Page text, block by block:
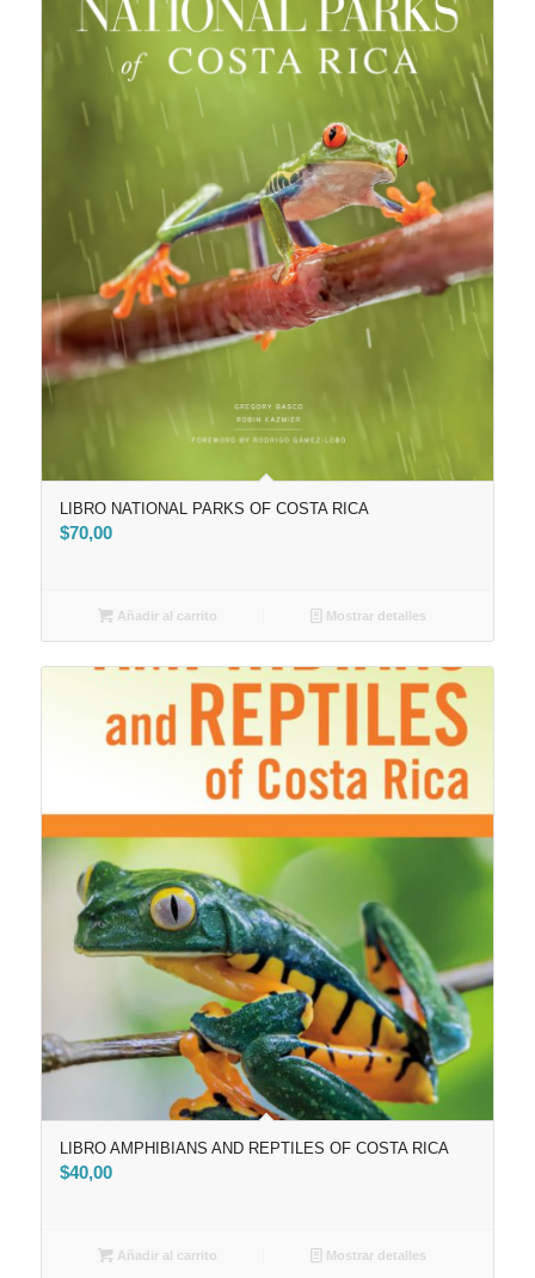
LIBRO NATIONAL PARKS OF COSTA RICA
$70,00
Añadir al carrito Mostrar detalles
LIBRO AMPHIBIANS AND REPTILES OF COSTA RICA
$40,00
Añadir al carrito Mostrar detalles